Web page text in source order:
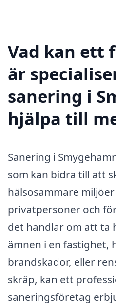
Vad kan ett
är
sanering i
hjälpa till
Sanering i
som kan bidra till att
hälsosammare
privatpersoner och
det handlar om att ta
ämnen i en fastighet,
brandskador, eller
skräp, kan ett
saneringsföretag